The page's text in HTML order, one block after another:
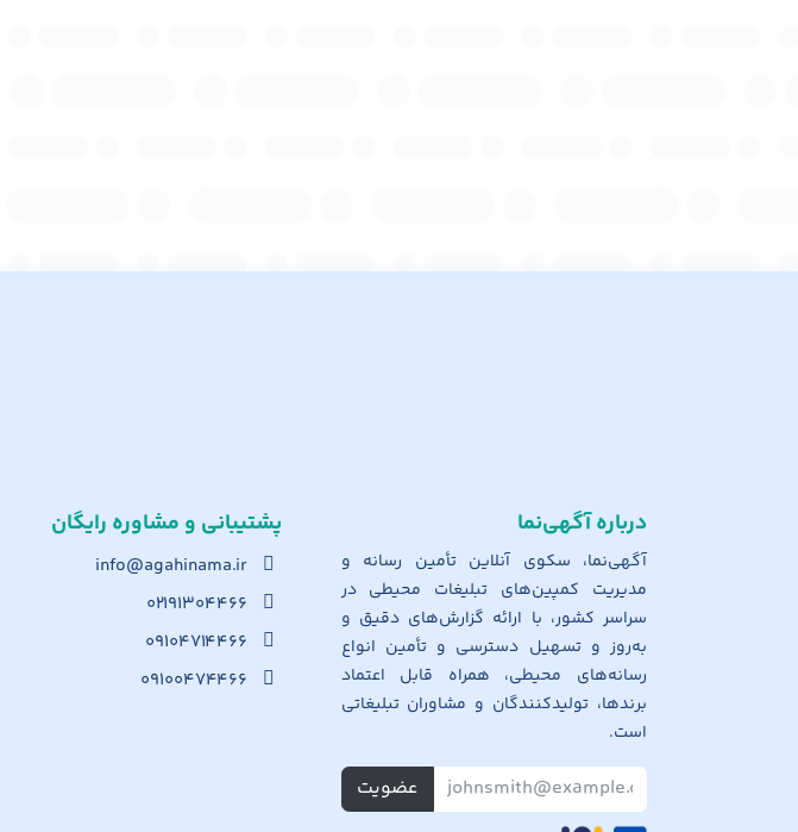
پشتیبانی و مشاوره رایگان
info@agahinama.ir
۰۲۱۹۱۳۰۴۴۶۶
۰۹۱۰۴۷۱۴۴۶۶
۰۹۱۰۰۴۷۴۴۶۶
درباره آگهی‌نما
آگهی‌نما، سکوی آنلاین تأمین رسانه و
مدیریت کمپین‌های تبلیغات محیطی در
سراسر کشور، با ارائه گزارش‌های دقیق و
به‌روز و تسهیل دسترسی و تأمین انواع
رسانه‌های محیطی، همراه قابل اعتماد
برندها، تولیدکنندگان و مشاوران تبلیغاتی
است.
عضویت